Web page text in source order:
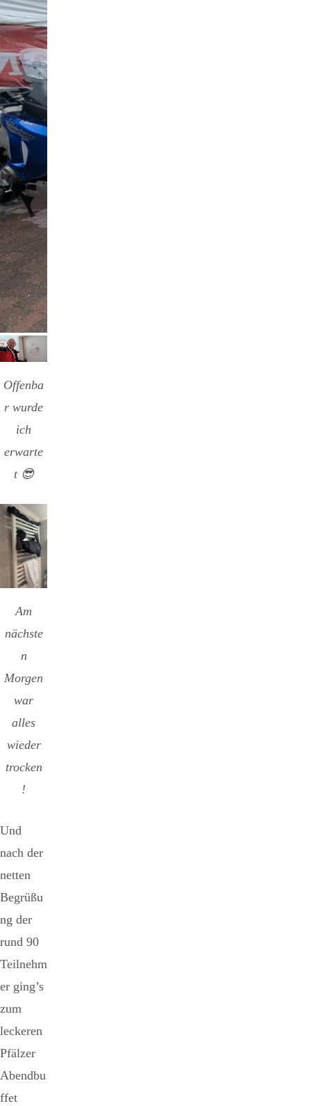
Hello again…
Offenba
r wurde
ich
erwarte
t 😎
Am
nächste
n
Morgen
war
alles
wieder
trocken
!
Und
nach der
netten
Begrüßu
ng der
rund 90
Teilnehm
er ging’s
zum
leckeren
Pfälzer
Abendbu
ffet